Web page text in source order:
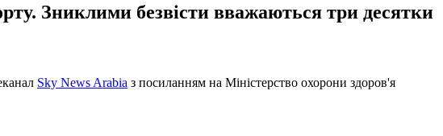
Зниклими безвісти вважаються три десятки
Sky News Arabia з посиланням на Міністерство охорони здоров'я